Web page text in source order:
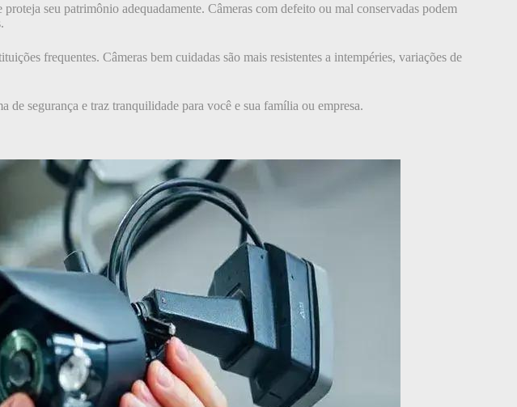
seu patrimônio adequadamente. Câmeras com defeito ou mal conservadas podem
frequentes. Câmeras bem cuidadas são mais resistentes a intempéries, variações de
de segurança e traz tranquilidade para você e sua família ou empresa.